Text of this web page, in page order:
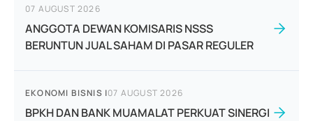
07 AUGUST 2026
ANGGOTA DEWAN KOMISARIS NSSS
BERUNTUN JUAL SAHAM DI PASAR REGULER
EKONOMI BISNIS |07 AUGUST 2026
BPKH DAN BANK MUAMALAT PERKUAT SINERGI